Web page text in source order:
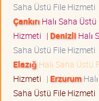
Saha Üstü File Hizmeti
Çankırı Halı Saha
Hizmeti | Denizli Halı
Saha Üstü File Hizmeti
Elazığ Halı Saha Üstü
Hizmeti | Erzurum
Saha Üstü File Hizmeti